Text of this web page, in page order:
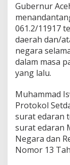
Gubernur
061.2/11917
daerah dan/
negara
dalam masa
yang lalu.
Muhammad
Protokol
surat edaran
surat edaran
Negara dan
Nomor 13